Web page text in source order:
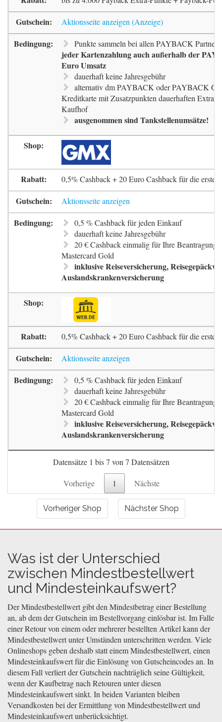
Aktionsseite anzeigen
Punkte sammeln bei allen PAYBACK
jeder Kartenzahlung auch außerhalb der
Euro Umsatz
dauerhaft keine Jahresgebühr
alternativ dm PAYBACK oder PAYBACK
Kreditkarte mit Zusatzpunkten dauerhaften Extra-
Kaufhof
ausgenommen sind Tankstellenumsätze!
0,5% Cashback + 20 Euro Cashback für die erste
Aktionsseite anzeigen
0,5 % Cashback für jeden Einkauf
dauerhaft keine Jahresgebühr
20 € Cashback einmalig für Ihre Beantragung
Mastercard Gold
inklusive Reiseversicherung,
Auslandskrankenversicherung
0,5% Cashback + 20 Euro Cashback für die erste
Aktionsseite anzeigen
0,5 % Cashback für jeden Einkauf
dauerhaft keine Jahresgebühr
20 € Cashback einmalig für Ihre Beantragung
Mastercard Gold
inklusive Reiseversicherung,
Auslandskrankenversicherung
Datensätze 1 bis 7 von 7 Datensätzen
Vorherige 1 Nächste
Vorheriger Shop Nächster Shop
Was ist der Unterschied
zwischen Mindestbestellwert
und Mindesteinkaufswert?
Der Mindestbestellwert gibt den Mindestbetrag einer Bestellung
an, ab dem der Gutschein im Bestellvorgang einlösbar ist. Im Falle
einer Retour von einem oder mehrerer bestellten Artikel kann der
Mindestbestellwert unter Umständen unterschritten werden. Viele
Onlineshops geben deshalb statt einem Mindestbestellwert, einen
Mindesteinkaufswert für die Einlösung von Gutscheincodes an. In
diesem Fall verliert der Gutschein nachträglich seine Gültigkeit,
wenn der Kaufbetrag nach Retouren unter diesen
Mindesteinkaufswert sinkt. In beiden Varianten bleiben
Versandkosten bei der Ermittlung von Mindestbestellwert und
Mindesteinkaufswert unberücksichtigt.